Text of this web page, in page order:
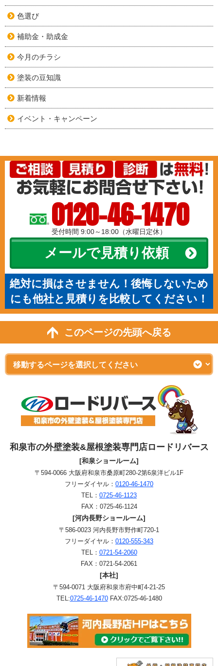
色選び
補助金・助成金
今月のチラシ
塗装の豆知識
新着情報
イベント・キャンペーン
0120-46-1470
受付時間 9:00～18:00（水曜日定休）
メールで見積り依頼
絶対に損はさせません！後悔しないため
にも他社と見積りを比較してください！
このページの先頭へ戻る
和泉市の外壁塗装&屋根塗装専門店ロードリバース
[和泉ショールーム]
〒594-0066 大阪府和泉市桑原町280-2第6泉洋ビル1F
フリーダイヤル： 0120-46-1470
TEL： 0725-46-1123
FAX：0725-46-1124
[河内長野ショールーム]
〒586-0023 河内長野市野作町720-1
フリーダイヤル： 0120-555-343
TEL： 0721-54-2060
FAX：0721-54-2061
[本社]
〒594-0071 大阪府和泉市府中町4-21-25
TEL:0725-46-1470FAX:0725-46-1480